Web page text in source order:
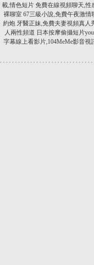
載,情色短片 免費在線視頻聊天,性
裸聊室 67三級小說,免費午夜激情
約炮 牙醫正妹,免費夫妻視頻真人
人兩性頻道 日本按摩偷攝短片
字幕線上看影片,104MeMe影音視
. . . . . . . . . . . . . . . . . . . . . . . . . . . . . . .